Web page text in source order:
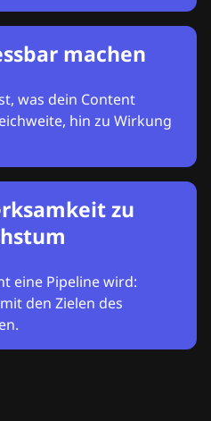
machen
was dein Content
hin zu Wirkung
zu
eine Pipeline wird:
den Zielen des